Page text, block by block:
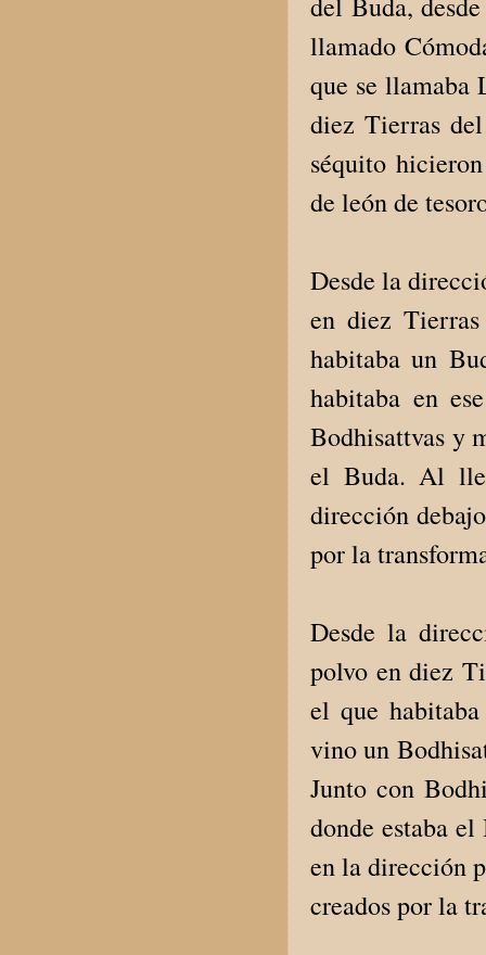
llamado
que se llamaba
diez Tierras
séquito
de león de
Desde la
en diez
habitaba un
habitaba en
Bodhisattvas y
el Buda. Al
dirección
por la
Desde la
polvo en diez
el que
vino un
Junto con
donde estaba
en la dirección
creados por la